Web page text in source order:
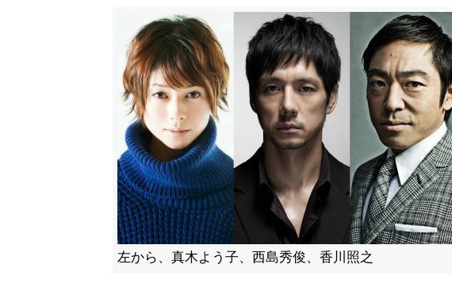
左から、真木よう子、西島秀俊、香川照之